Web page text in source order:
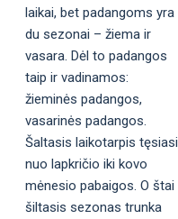
laikai, bet padangoms yra
du sezonai – žiema ir
vasara. Dėl to padangos
taip ir vadinamos:
žieminės padangos,
vasarinės padangos.
Šaltasis laikotarpis tęsiasi
nuo lapkričio iki kovo
mėnesio pabaigos. O štai
šiltasis sezonas trunka